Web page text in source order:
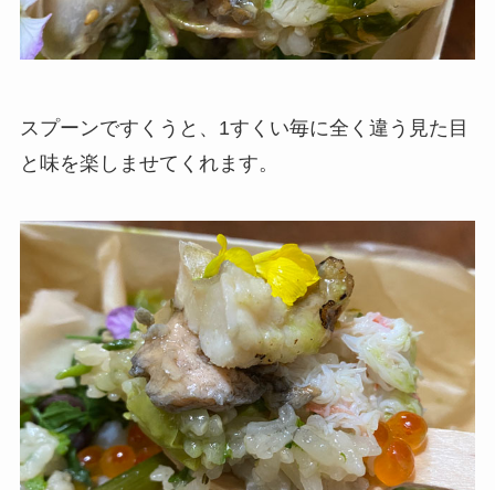
スプーンですくうと、1すくい毎に全く違う見た目
と味を楽しませてくれます。